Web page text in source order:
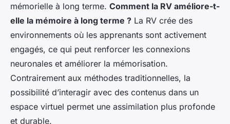
mémorielle à long terme. Comment la RV améliore-t-
elle la mémoire à long terme ? La RV crée des
environnements où les apprenants sont activement
engagés, ce qui peut renforcer les connexions
neuronales et améliorer la mémorisation.
Contrairement aux méthodes traditionnelles, la
possibilité d’interagir avec des contenus dans un
espace virtuel permet une assimilation plus profonde
et durable.